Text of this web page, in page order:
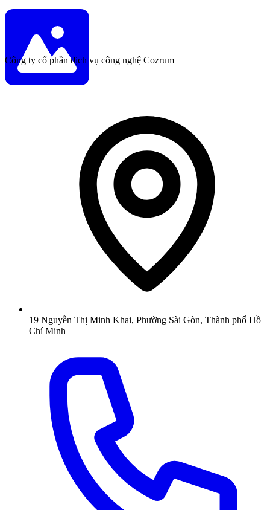
Công ty cổ phần dịch vụ công nghệ Cozrum
19 Nguyễn Thị Minh Khai, Phường Sài Gòn, Thành phố Hồ
Chí Minh